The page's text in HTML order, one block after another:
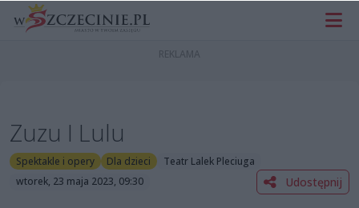
Zuzu I Lulu
Spektakle i opery Dla dzieci
Teatr Lalek Pleciuga
wtorek, 23 maja 2023, 09:30
Udostępnij